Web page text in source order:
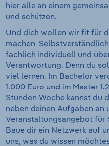
hier alle an einem
und schützen.
Und dich wollen wir fit für
machen.
fachlich individuell und
Verantwortung. Denn du
viel lernen. Im Bachelor
1.000 Euro und im Master
Stunden-Woche kannst du
neben deinen Aufgaben an
Veranstaltungsangebot für
Baue dir ein Netzwerk auf
uns, was du wissen